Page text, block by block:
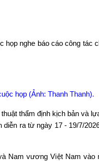
họp nghe báo cáo công tác
họp (Ảnh: Thanh Thanh).
thẩm định kịch bản và l
diễn ra từ ngày 17 - 19/7/
à Nam vương Việt Nam vào